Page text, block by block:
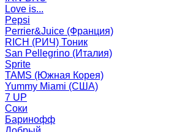
Love is...
Pepsi
Perrier&Juice (Франция)
RICH (РИЧ) Тоник
San Pellegrino (Италия)
Sprite
TAMS (Южная Корея)
Yummy Miami (США)
7 UP
Соки
Баринофф